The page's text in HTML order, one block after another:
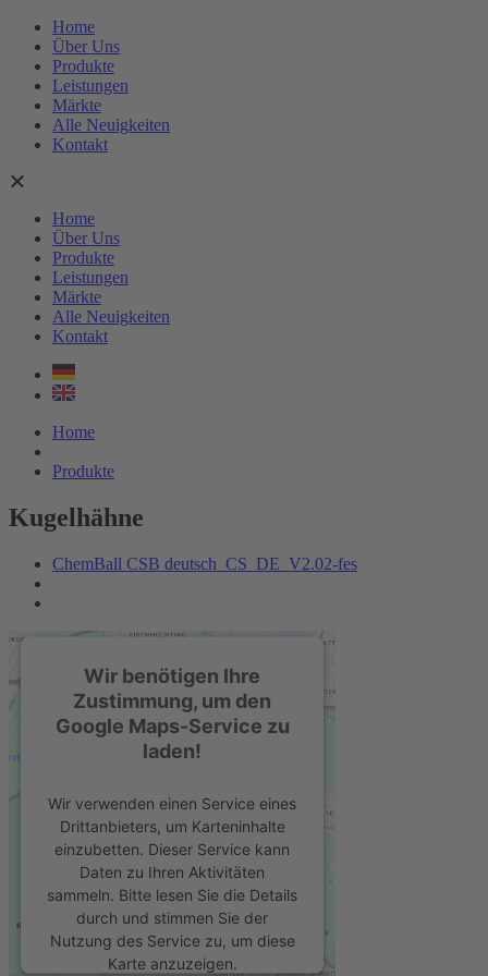
Zum
Inhalt
springen
Home
Über Uns
Produkte
Leistungen
Märkte
Alle Neuigkeiten
Kontakt
Home
Über Uns
Produkte
Leistungen
Märkte
Alle Neuigkeiten
Kontakt
Home
Produkte
Kugelhähne
ChemBall CSB deutsch_CS_DE_V2.02-fes
Wir benötigen Ihre
Zustimmung, um den
Google Maps-Service zu
laden!
Wir verwenden einen Service eines
Drittanbieters, um Karteninhalte
einzubetten. Dieser Service kann
Daten zu Ihren Aktivitäten
sammeln. Bitte lesen Sie die Details
durch und stimmen Sie der
Nutzung des Service zu, um diese
Karte anzuzeigen.